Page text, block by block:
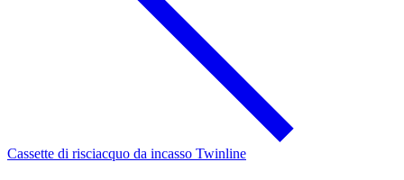
Cassette di risciacquo da incasso Twinline